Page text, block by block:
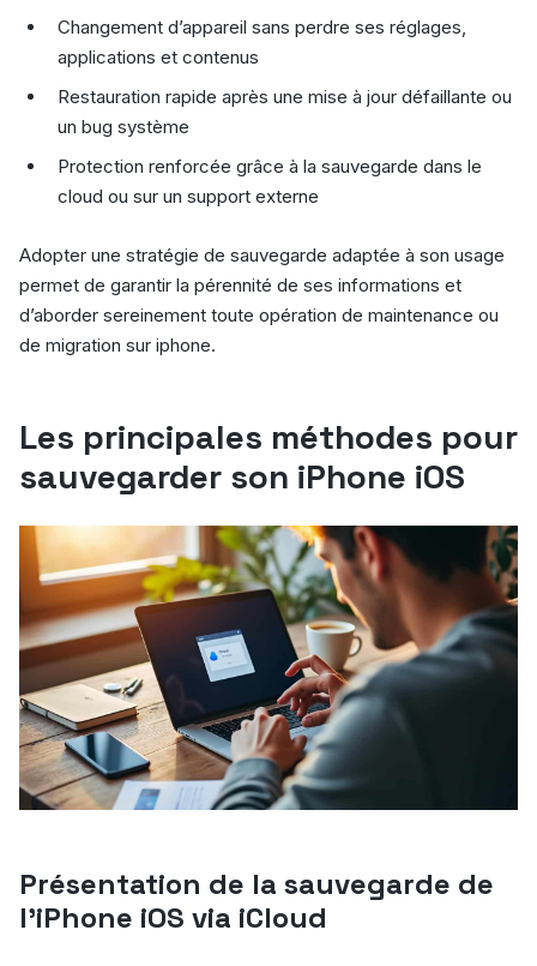
Changement d’appareil sans perdre ses réglages,
applications et contenus
Restauration rapide après une mise à jour défaillante ou
un bug système
Protection renforcée grâce à la sauvegarde dans le
cloud ou sur un support externe
Adopter une stratégie de sauvegarde adaptée à son usage
permet de garantir la pérennité de ses informations et
d’aborder sereinement toute opération de maintenance ou
de migration sur iphone.
Les principales méthodes pour
sauvegarder son iPhone iOS
Présentation de la sauvegarde de
l’iPhone iOS via iCloud